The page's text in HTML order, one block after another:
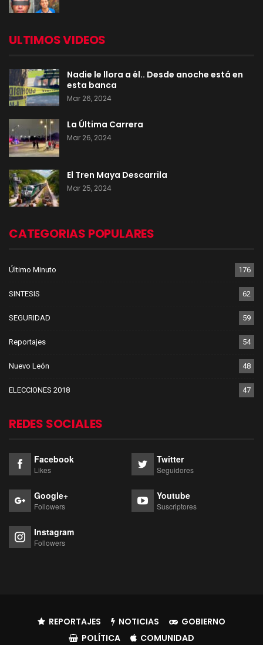
ULTIMOS VIDEOS
Nadie le llora a él.. Desde anoche está en
esta banca
Mar 26, 2024
La Última Carrera
Mar 26, 2024
El Tren Maya Descarrila
Mar 25, 2024
CATEGORIAS POPULARES
Último Minuto 176
SINTESIS 62
SEGURIDAD 59
Reportajes 54
Nuevo León 48
ELECCIONES 2018 47
REDES SOCIALES
Facebook
Likes
Twitter
Seguidores
Google+
Followers
Youtube
Suscriptores
Instagram
Followers
REPORTAJES NOTICIAS
GOBIERNO
POLÍTICA
COMUNIDAD